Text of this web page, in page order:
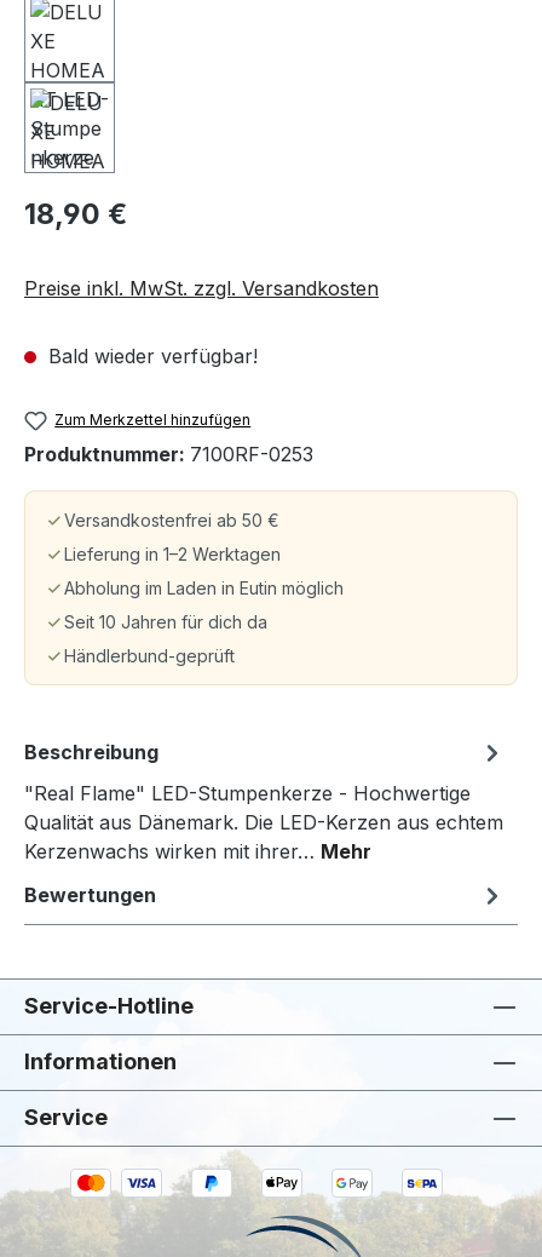
18,90 €
Preise inkl. MwSt. zzgl. Versandkosten
Bald wieder verfügbar!
Zum Merkzettel hinzufügen
Produktnummer: 7100RF-0253
Versandkostenfrei ab 50 €
Lieferung in 1–2 Werktagen
Abholung im Laden in Eutin möglich
Seit 10 Jahren für dich da
Händlerbund-geprüft
Beschreibung
"Real Flame" LED-Stumpenkerze - Hochwertige
Qualität aus Dänemark. Die LED-Kerzen aus echtem
Kerzenwachs wirken mit ihrer… Mehr
Bewertungen
Service-Hotline
Informationen
Service